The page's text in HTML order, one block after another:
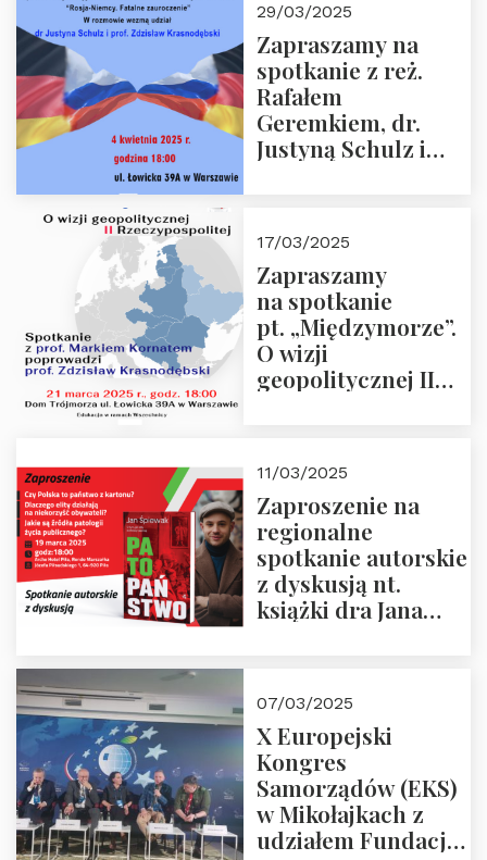
29/03/2025
Zapraszamy na
spotkanie z reż.
Rafałem
Geremkiem, dr.
Justyną Schulz i
“Rosja-Niemcy…”
17/03/2025
Zapraszamy
na spotkanie
pt. „Międzymorze”.
O wizji
geopolitycznej II
i prof.
Krasnodębski
11/03/2025
Zaproszenie na
regionalne
spotkanie autorskie
z dyskusją nt.
książki dra Jana
07/03/2025
X Europejski
Kongres
Samorządów (EKS)
w Mikołajkach z
udziałem Fundacji